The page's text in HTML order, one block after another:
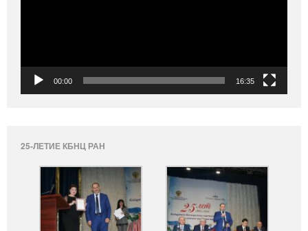
00:00 16:35
25-ЛЕТИЕ КБНЦ РАН